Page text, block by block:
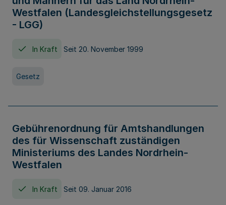
Westfalen (Landesgleichstellungsgesetz
- LGG)
In Kraft Seit 20. November 1999
Gesetz
Gebührenordnung für Amtshandlungen
des für Wissenschaft zuständigen
Ministeriums des Landes Nordrhein-
Westfalen
In Kraft Seit 09. Januar 2016